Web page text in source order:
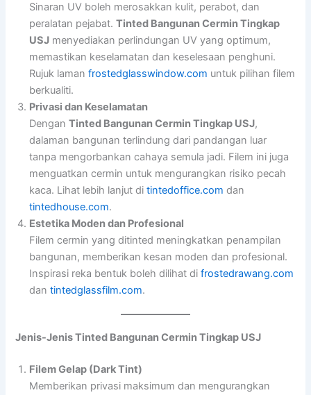
Sinaran UV boleh merosakkan kulit, perabot, dan
peralatan pejabat.Tinted Bangunan Cermin Tingkap
USJ menyediakan perlindungan UV yang optimum,
memastikan keselamatan dan keselesaan penghuni.
Rujuk lamanfrostedglasswindow.com untuk pilihan filem
berkualiti.
Privasi dan Keselamatan
DenganTinted Bangunan Cermin Tingkap USJ,
dalaman bangunan terlindung dari pandangan luar
tanpa mengorbankan cahaya semula jadi. Filem ini juga
menguatkan cermin untuk mengurangkan risiko pecah
kaca. Lihat lebih lanjut ditintedoffice.com dan
tintedhouse.com.
Estetika Moden dan Profesional
Filem cermin yang ditinted meningkatkan penampilan
bangunan, memberikan kesan moden dan profesional.
Inspirasi reka bentuk boleh dilihat difrostedrawang.com
dantintedglassfilm.com.
Jenis-Jenis Tinted Bangunan Cermin Tingkap USJ
Filem Gelap (Dark Tint)
Memberikan privasi maksimum dan mengurangkan